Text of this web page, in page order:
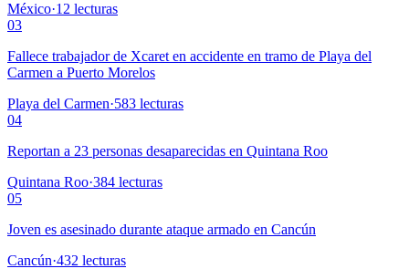
México·12 lecturas
03
Fallece trabajador de Xcaret en accidente en tramo de Playa del
Carmen a Puerto Morelos
Playa del Carmen·583 lecturas
04
Reportan a 23 personas desaparecidas en Quintana Roo
Quintana Roo·384 lecturas
05
Joven es asesinado durante ataque armado en Cancún
Cancún·432 lecturas